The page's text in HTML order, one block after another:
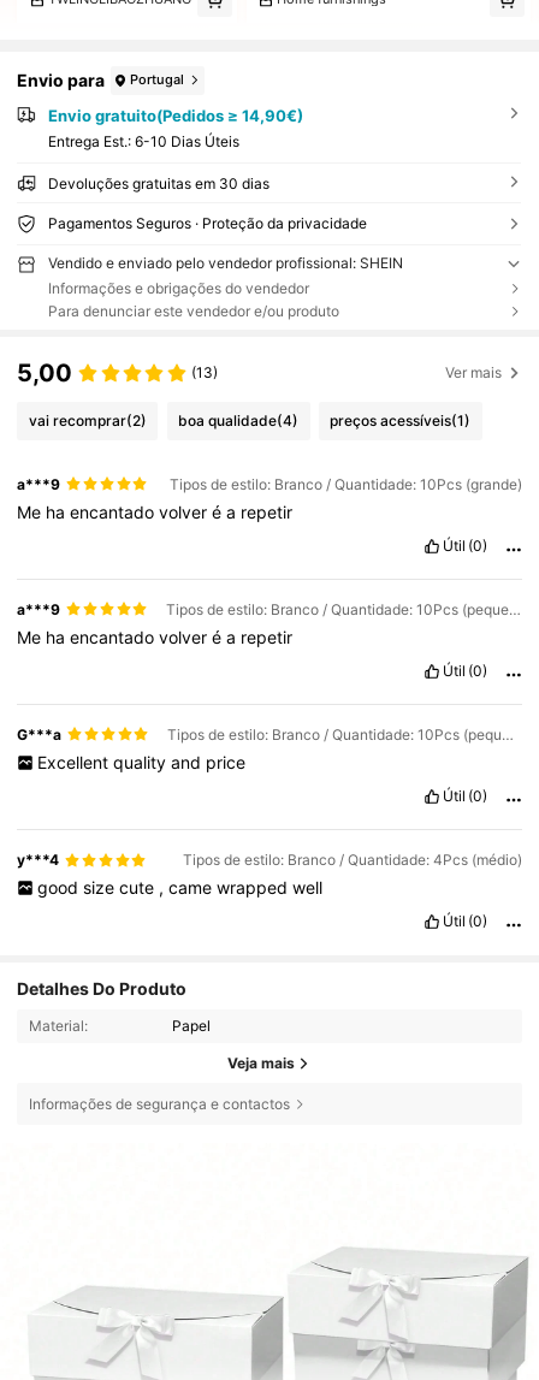
Envio para Portugal
Envio gratuito(Pedidos ≥ 14,90€)
Entrega Est.: 6-10 Dias Úteis
Devoluções gratuitas em 30 dias
Pagamentos Seguros · Proteção da privacidade
Vendido e enviado pelo vendedor profissional: SHEIN
Informações e obrigações do vendedor
Para denunciar este vendedor e/ou produto
5,00 (13) Ver mais
vai recomprar(2) boa qualidade(4) preços acessíveis(1)
a***9 Tipos de estilo: Branco / Quantidade: 10Pcs (grande)
Me haencantadovolveréa repetir
Útil (0)
a***9 Tipos de estilo: Branco / Quantidade: 10Pcs (pequeno)
Me haencantadovolveréa repetir
Útil (0)
G***a Tipos de estilo: Branco / Quantidade: 10Pcs (pequeno)
Excellent quality and price
Útil (0)
y***4 Tipos de estilo: Branco / Quantidade: 4Pcs (médio)
good size cute , came wrapped well
Útil (0)
Detalhes Do Produto
Material: Papel
Veja mais
Informações de segurança e contactos